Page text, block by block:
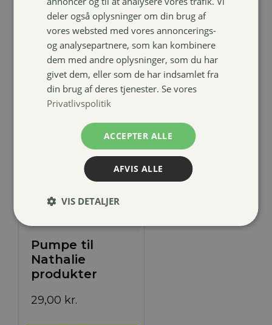
159,00kr.
Pumpe til
Nathalie
produkter
29,00 kr.
deler også oplysninger om din brug af
vores websted med vores annoncerings-
og analysepartnere, som kan kombinere
dem med andre oplysninger, som du har
givet dem, eller som de har indsamlet fra
din brug af deres tjenester. Se vores
Privatlivspolitik
ACCEPTER ALLE
AFVIS ALLE
VIS DETALJER